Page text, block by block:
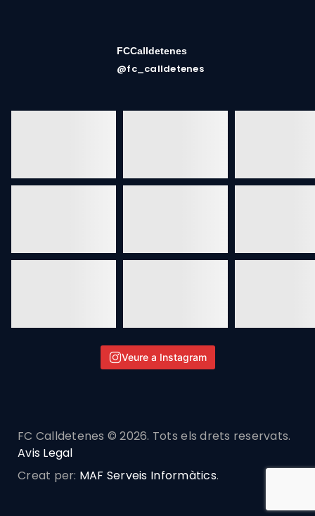
FCCalldetenes
@fc_calldetenes
Veure a Instagram
FC Calldetenes © 2026. Tots els drets reservats.
Avis Legal
Creat per: MAF Serveis Informàtics.